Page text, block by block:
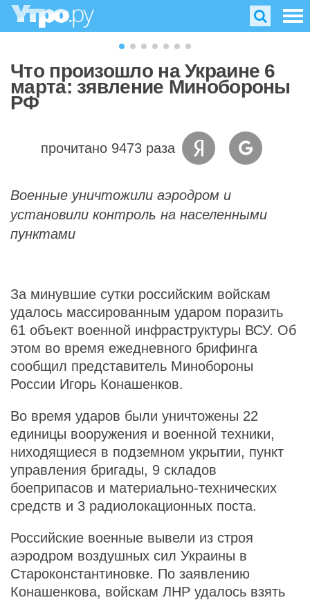
Что произошло на Украине 6
марта: зявление Минобороны
РФ
прочитано 9473 раза
Военные уничтожили аэродром и
установили контроль на населенными
пунктами
За минувшие сутки российским войскам
удалось массированным ударом поразить
61 объект военной инфраструктуры ВСУ. Об
этом во время ежедневного брифинга
сообщил представитель Минобороны
России Игорь Конашенков.
Во время ударов были уничтожены 22
единицы вооружения и военной техники,
ниходящиеся в подземном укрытии, пункт
управления бригады, 9 складов
боеприпасов и материально-технических
средств и 3 радиолокационных поста.
Российские военные вывели из строя
аэродром воздушных сил Украины в
Староконстантиновке. По заявлению
Конашенкова, войскам ЛНР удалось взять